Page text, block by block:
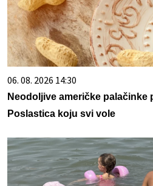
06. 08. 2026 14:30
Neodoljive američke
Poslastica koju svi vole